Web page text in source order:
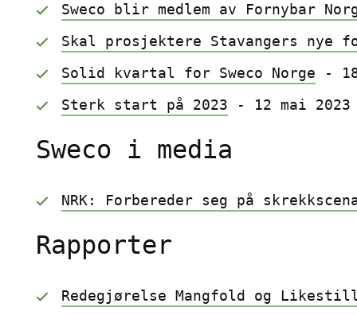
Sweco blir medlem av Fornybar
Skal prosjektere Stavangers nye
Solid kvartal for Sweco Norge -
Sterk start på 2023 - 12 mai 2023
Sweco i media
NRK: Forbereder seg på
Rapporter
Redegjørelse Mangfold og